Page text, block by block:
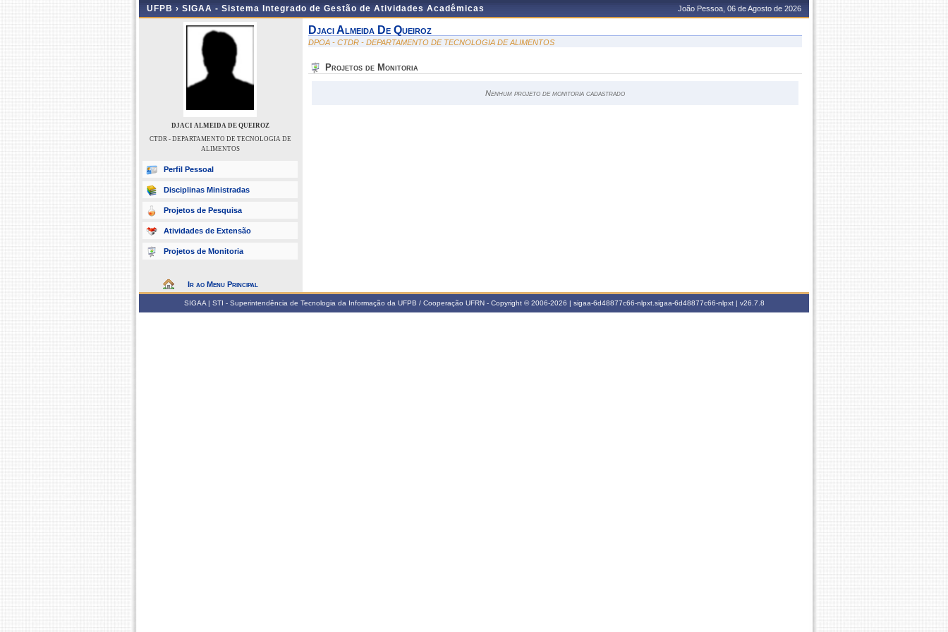
UFPB › SIGAA - Sistema Integrado de Gestão de Atividades Acadêmicas João Pessoa, 06 de Agosto de 2026
DJACI ALMEIDA DE QUEIROZ
CTDR - DEPARTAMENTO DE TECNOLOGIA DE
ALIMENTOS
Perfil Pessoal
Disciplinas Ministradas
Projetos de Pesquisa
Atividades de Extensão
Projetos de Monitoria
Ir ao Menu Principal
Djaci Almeida De Queiroz
DPOA - CTDR - DEPARTAMENTO DE TECNOLOGIA DE ALIMENTOS
Projetos de Monitoria
Nenhum projeto de monitoria cadastrado
SIGAA | STI - Superintendência de Tecnologia da Informação da UFPB / Cooperação UFRN - Copyright © 2006-2026 | sigaa-6d48877c66-nlpxt.sigaa-6d48877c66-nlpxt | v26.7.8